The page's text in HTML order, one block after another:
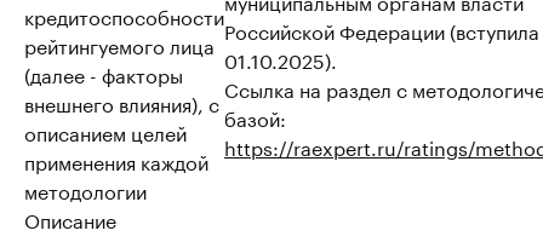
кредитоспособности
рейтингуемого лица
(далее - факторы
внешнего влияния), с
описанием целей
применения каждой
методологии
Российской Федерации (вступила
01.10.2025).
Ссылка на раздел с
базой:
https://raexpert.ru/ratings/
Описание